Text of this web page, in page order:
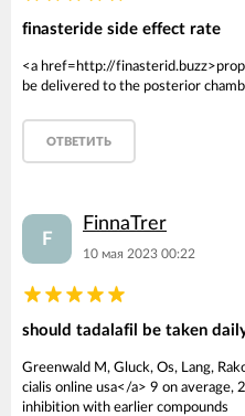
finasteride side effect rate
<a href=http://
be delivered to the posterior
ОТВЕТИТЬ
F
FinnaTrer
10 мая 2023 00:22
should tadalafil be taken
Greenwald M, Gluck, Os, Lang,
cialis online usa</a> 9 on
inhibition with earlier compounds